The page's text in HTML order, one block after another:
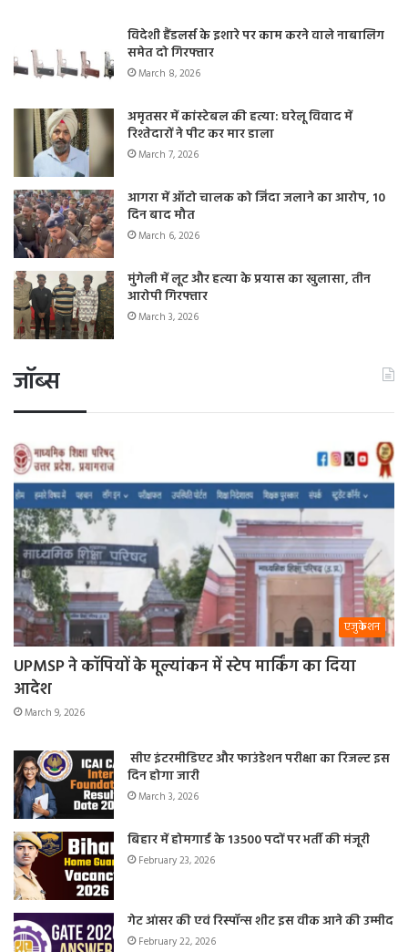
विदेशी हैंडलर्स के इशारे पर काम करने वाले नाबालिग
समेत दो गिरफ्तार
March 8, 2026
अमृतसर में कांस्टेबल की हत्या: घरेलू विवाद में
रिश्तेदारों ने पीट कर मार डाला
March 7, 2026
आगरा में ऑटो चालक को जिंदा जलाने का आरोप, 10
दिन बाद मौत
March 6, 2026
मुंगेली में लूट और हत्या के प्रयास का खुलासा, तीन
आरोपी गिरफ्तार
March 3, 2026
जॉब्स
एजुकेशन
UPMSP ने कॉपियों के मूल्यांकन में स्टेप मार्किंग का दिया
आदेश
March 9, 2026
सीए इंटरमीडिएट और फाउंडेशन परीक्षा का रिजल्ट इस
दिन होगा जारी
March 3, 2026
बिहार में होमगार्ड के 13500 पदों पर भर्ती की मंजूरी
February 23, 2026
गेट आंसर की एवं रिस्पॉन्स शीट इस वीक आने की उम्मीद
February 22, 2026